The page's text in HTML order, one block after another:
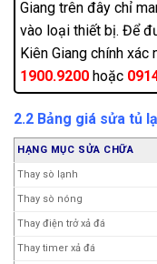
Giang trên đây chỉ
vào loại thiết bị. Để
Kiên Giang chính xác
1900.9200 hoặc
2.2 Bảng giá sửa tủ
HẠNG MỤC SỬA CHỮA
Thay sò lạnh
Thay sò nóng
Thay điện trở xả đá
Thay timer xả đá